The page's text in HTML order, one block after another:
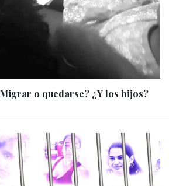
o quedarse? ¿Y los hijos?